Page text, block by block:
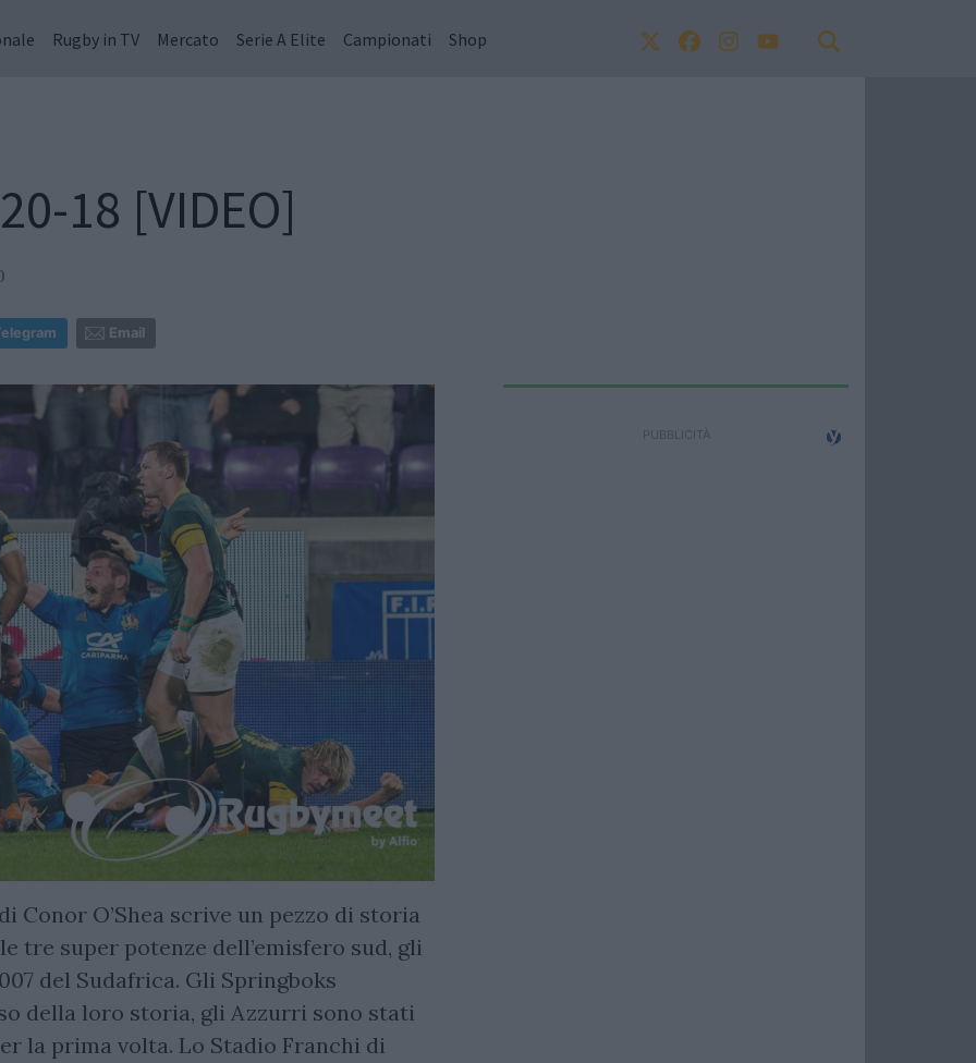
Rugby in TV Mercato Serie A Elite Campionati Shop
18 [VIDEO]
Email
Conor O’Shea scrive un pezzo di storia
tre super potenze dell’emisfero sud, gli
del Sudafrica. Gli Springboks
della loro storia, gli Azzurri sono stati
la prima volta. Lo Stadio Franchi di